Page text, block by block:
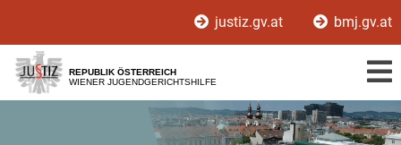
[1]
[2]
[3]
justiz.gv.at bmj.gv.at
REPUBLIK ÖSTERREICH
WIENER JUGENDGERICHTSHILFE